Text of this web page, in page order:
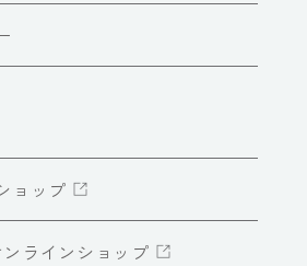
ョップ
ラインショップ